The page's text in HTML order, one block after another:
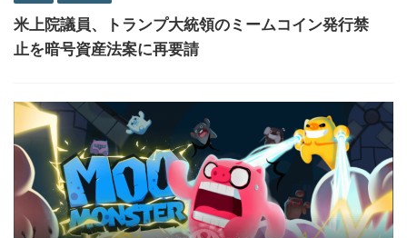
米上院議員、トランプ大統領のミームコイン発行禁
止を暗号資産法案に再要請